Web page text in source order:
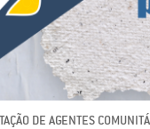
DE AGENTES